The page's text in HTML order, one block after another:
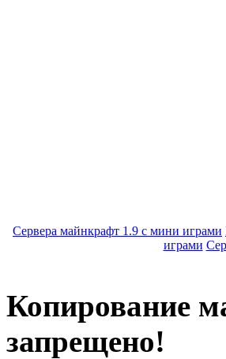
Сервера майнкрафт 1.9 с мини играми
играми
Копирование
запрещено!